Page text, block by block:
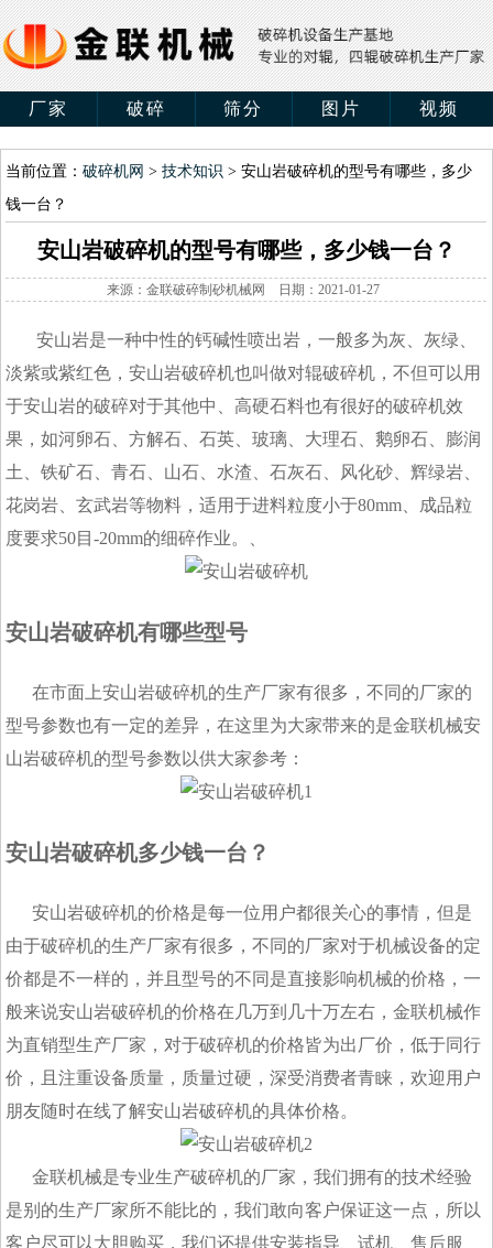
厂家 破碎 筛分 图片 视频
当前位置：破碎机网 >技术知识 > 安山岩破碎机的型号有哪些，多少
钱一台？
安山岩破碎机的型号有哪些，多少钱一台？
来源：金联破碎制砂机械网 日期：2021-01-27
安山岩是一种中性的钙碱性喷出岩，一般多为灰、灰绿、
淡紫或紫红色，安山岩破碎机也叫做对辊破碎机，不但可以用
于安山岩的破碎对于其他中、高硬石料也有很好的破碎机效
果，如河卵石、方解石、石英、玻璃、大理石、鹅卵石、膨润
土、铁矿石、青石、山石、水渣、石灰石、风化砂、辉绿岩、
花岗岩、玄武岩等物料，适用于进料粒度小于80mm、成品粒
度要求50目-20mm的细碎作业。、
安山岩破碎机有哪些型号
在市面上安山岩破碎机的生产厂家有很多，不同的厂家的
型号参数也有一定的差异，在这里为大家带来的是金联机械安
山岩破碎机的型号参数以供大家参考：
安山岩破碎机多少钱一台？
安山岩破碎机的价格是每一位用户都很关心的事情，但是
由于破碎机的生产厂家有很多，不同的厂家对于机械设备的定
价都是不一样的，并且型号的不同是直接影响机械的价格，一
般来说安山岩破碎机的价格在几万到几十万左右，金联机械作
为直销型生产厂家，对于破碎机的价格皆为出厂价，低于同行
价，且注重设备质量，质量过硬，深受消费者青睐，欢迎用户
朋友随时在线了解安山岩破碎机的具体价格。
金联机械是专业生产破碎机的厂家，我们拥有的技术经验
是别的生产厂家所不能比的，我们敢向客户保证这一点，所以
客户尽可以大胆购买，我们还提供安装指导、试机、售后服